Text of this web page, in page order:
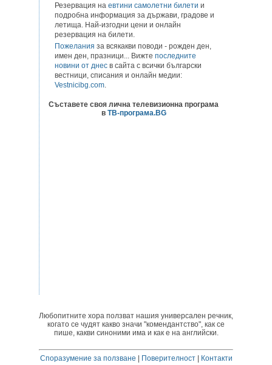
Резервация на евтини самолетни билети и
подробна информация за държави, градове и
летища. Най-изгодни цени и онлайн
резервация на билети.
Пожелания за всякакви поводи - рожден ден,
имен ден, празници... Вижте последните
новини от днес в сайта с всички български
вестници, списания и онлайн медии:
Vestnicibg.com.
Съставете своя лична телевизионна програма
в ТВ-програма.BG
Любопитните хора ползват нашия универсален речник,
когато се чудят какво значи "комендантство", как се
пише, какви синоними има и как е на английски.
Споразумение за ползване | Поверителност| Контакти